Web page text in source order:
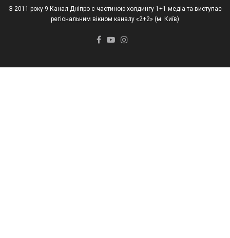
З 2011 року 9 Канал Дніпро є частиною холдингу 1+1 медіа та виступає
регіональним вікном каналу «2+2» (м. Київ)